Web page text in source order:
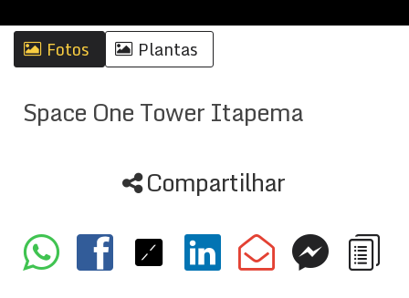
Fotos Plantas
Space One Tower Itapema
Compartilhar